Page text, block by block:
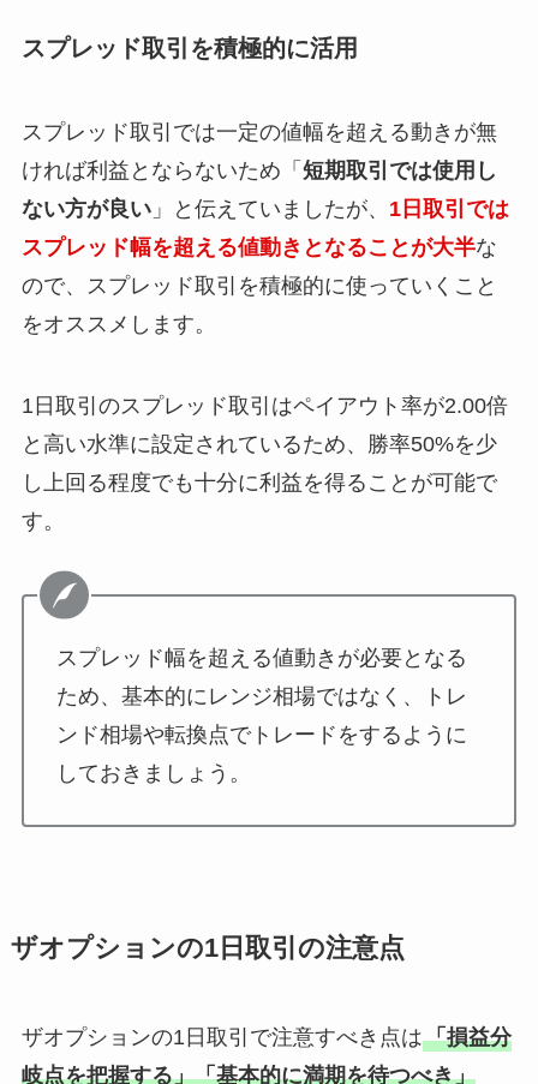
スプレッド取引を積極的に活用
スプレッド取引では一定の値幅を超える動きが無
ければ利益とならないため「 短期取引では使用し
ない方が良い」と伝えていましたが、 1日取引では
スプレッド幅を超える値動きとなることが大半な
ので、スプレッド取引を積極的に使っていくこと
をオススメします。
1日取引のスプレッド取引はペイアウト率が2.00倍
と高い水準に設定されているため、勝率50%を少
し上回る程度でも十分に利益を得ることが可能で
す。
スプレッド幅を超える値動きが必要となる
ため、基本的にレンジ相場ではなく、トレ
ンド相場や転換点でトレードをするように
しておきましょう。
ザオプションの1日取引の注意点
ザオプションの1日取引で注意すべき点は「損益分
岐点を把握する」「基本的に満期を待つべき」